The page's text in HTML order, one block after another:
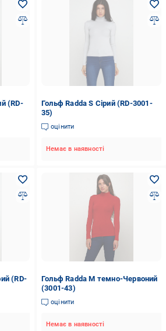
(RD-
Гольф Radda S Сірий (RD-3001-
35)
оцінити
Немає в наявності
(RD-
Гольф Radda M темно-Червоний
(3001-43)
оцінити
Немає в наявності